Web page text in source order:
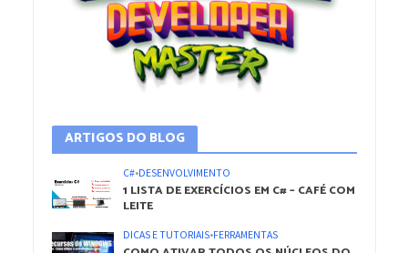
ARTIGOS DO BLOG
C#•DESENVOLVIMENTO
1 LISTA DE EXERCÍCIOS EM C# – CAFÉ COM
LEITE
DICAS E TUTORIAIS•FERRAMENTAS